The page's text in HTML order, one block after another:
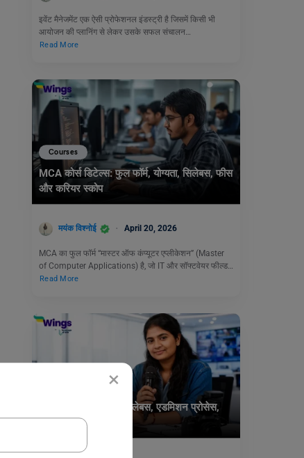
×
इवेंट मैनेजमेंट एक ऐसी प्रोफेशनल इंडस्ट्री है जिसमें किसी भी
आयोजन की प्लानिंग से लेकर उसके सफल संचालन…
Read More
Courses
MCA कोर्स डिटेल्स: फुल फॉर्म, योग्यता, सिलेबस, फीस
और करियर स्कोप
मयंक विश्नोई April 20, 2026
MCA का फुल फॉर्म “मास्टर ऑफ कंप्यूटर एप्लीकेशन” (Master
of Computer Applications) है, जो IT और सॉफ्टवेयर फील्ड…
Read More
MJMC कोर्स डिटेल्स: सिलेबस, एडमिशन प्रोसेस,
फीस और करियर स्कोप